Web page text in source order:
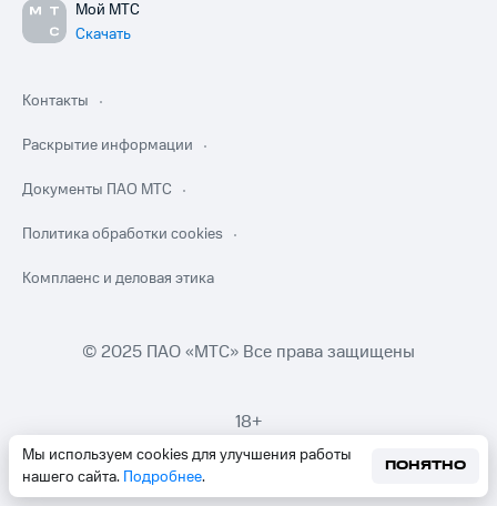
Мы используем cookies для улучшения работы
нашего сайта. Подробнее.
ПОНЯТНО
Мой МТС
Скачать
Контакты
Раскрытие информации
Документы ПАО МТС
Политика обработки cookies
Комплаенс и деловая этика
© 2025 ПАО «МТС» Все права защищены
18+